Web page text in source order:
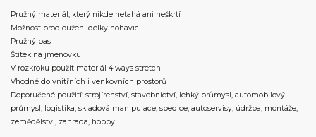
Pružný materiál, který nikde netahá ani neškrtí
Možnost prodloužení délky nohavic
Pružný pas
Štítek na jmenovku
V rozkroku použit materiál 4 ways stretch
Vhodné do vnitřních i venkovních prostorů
Doporučené použití: strojírenství, stavebnictví, lehký průmysl, automobilový
průmysl, logistika, skladová manipulace, spedice, autoservisy, údržba, montáže,
zemědělství, zahrada, hobby